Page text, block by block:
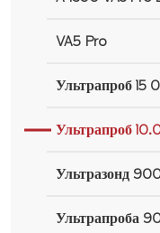
VA5 Pro
Ультрапроб 15
Ультрапроб
Ультразонд
Ультрапроба